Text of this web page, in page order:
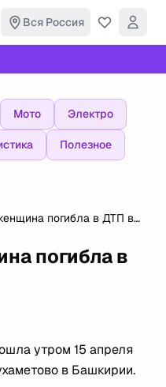
Вся Россия
Мото Электро
Полезное
погибла в ДТП в
погибла в
утром 15 апреля
в Башкирии.